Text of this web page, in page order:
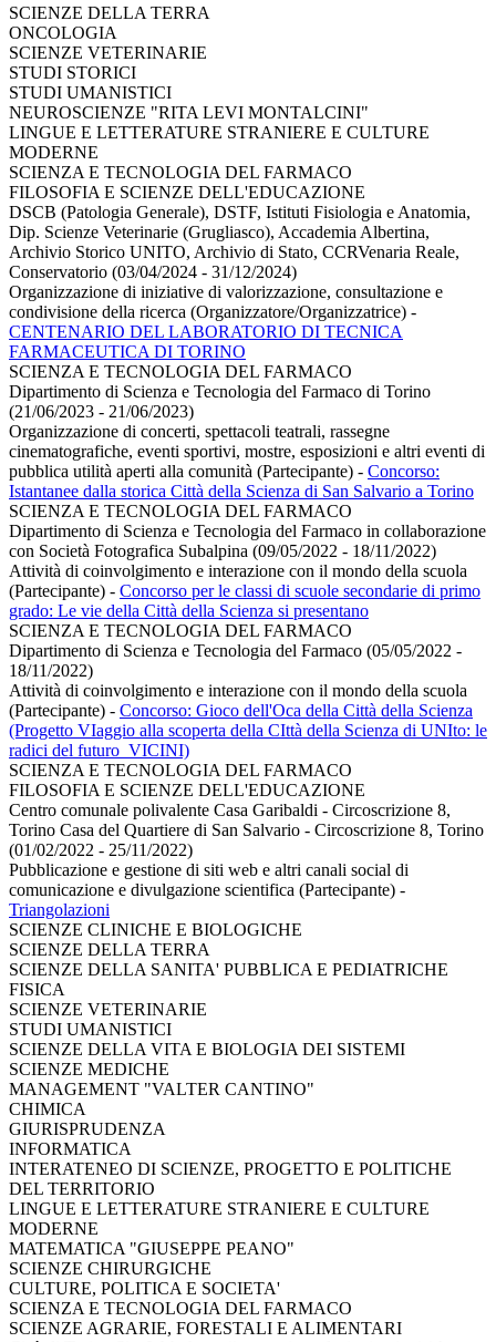
SCIENZE DELLA TERRA
ONCOLOGIA
SCIENZE VETERINARIE
STUDI STORICI
STUDI UMANISTICI
NEUROSCIENZE "RITA LEVI MONTALCINI"
LINGUE E LETTERATURE STRANIERE E CULTURE
MODERNE
SCIENZA E TECNOLOGIA DEL FARMACO
FILOSOFIA E SCIENZE DELL'EDUCAZIONE
DSCB (Patologia Generale), DSTF, Istituti Fisiologia e Anatomia,
Dip. Scienze Veterinarie (Grugliasco), Accademia Albertina,
Archivio Storico UNITO, Archivio di Stato, CCRVenaria Reale,
Conservatorio (03/04/2024 - 31/12/2024)
Organizzazione di iniziative di valorizzazione, consultazione e
condivisione della ricerca (Organizzatore/Organizzatrice) -
CENTENARIO DEL LABORATORIO DI TECNICA
FARMACEUTICA DI TORINO
SCIENZA E TECNOLOGIA DEL FARMACO
Dipartimento di Scienza e Tecnologia del Farmaco di Torino
(21/06/2023 - 21/06/2023)
Organizzazione di concerti, spettacoli teatrali, rassegne
cinematografiche, eventi sportivi, mostre, esposizioni e altri eventi di
pubblica utilità aperti alla comunità (Partecipante) - Concorso:
Istantanee dalla storica Città della Scienza di San Salvario a Torino
SCIENZA E TECNOLOGIA DEL FARMACO
Dipartimento di Scienza e Tecnologia del Farmaco in collaborazione
con Società Fotografica Subalpina (09/05/2022 - 18/11/2022)
Attività di coinvolgimento e interazione con il mondo della scuola
(Partecipante) - Concorso per le classi di scuole secondarie di primo
grado: Le vie della Città della Scienza si presentano
SCIENZA E TECNOLOGIA DEL FARMACO
Dipartimento di Scienza e Tecnologia del Farmaco (05/05/2022 -
18/11/2022)
Attività di coinvolgimento e interazione con il mondo della scuola
(Partecipante) - Concorso: Gioco dell'Oca della Città della Scienza
(Progetto VIaggio alla scoperta della CIttà della Scienza di UNIto: le
radici del futuro_VICINI)
SCIENZA E TECNOLOGIA DEL FARMACO
FILOSOFIA E SCIENZE DELL'EDUCAZIONE
Centro comunale polivalente Casa Garibaldi - Circoscrizione 8,
Torino Casa del Quartiere di San Salvario - Circoscrizione 8, Torino
(01/02/2022 - 25/11/2022)
Pubblicazione e gestione di siti web e altri canali social di
comunicazione e divulgazione scientifica (Partecipante) -
Triangolazioni
SCIENZE CLINICHE E BIOLOGICHE
SCIENZE DELLA TERRA
SCIENZE DELLA SANITA' PUBBLICA E PEDIATRICHE
FISICA
SCIENZE VETERINARIE
STUDI UMANISTICI
SCIENZE DELLA VITA E BIOLOGIA DEI SISTEMI
SCIENZE MEDICHE
MANAGEMENT "VALTER CANTINO"
CHIMICA
GIURISPRUDENZA
INFORMATICA
INTERATENEO DI SCIENZE, PROGETTO E POLITICHE
DEL TERRITORIO
LINGUE E LETTERATURE STRANIERE E CULTURE
MODERNE
MATEMATICA "GIUSEPPE PEANO"
SCIENZE CHIRURGICHE
CULTURE, POLITICA E SOCIETA'
SCIENZA E TECNOLOGIA DEL FARMACO
SCIENZE AGRARIE, FORESTALI E ALIMENTARI